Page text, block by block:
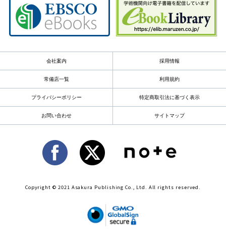
会社案内 採用情報
常備店一覧 利用規約
プライバシーポリシー 特定商取引法に基づく表示
お問い合わせ サイトマップ
Copyright © 2021 Asakura Publishing Co., Ltd. All rights reserved.